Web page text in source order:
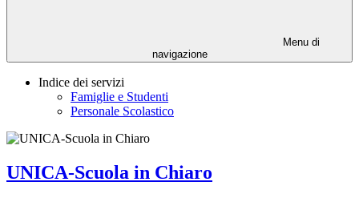
Menu di
navigazione
Indice dei servizi
Famiglie e Studenti
Personale Scolastico
UNICA-Scuola in Chiaro